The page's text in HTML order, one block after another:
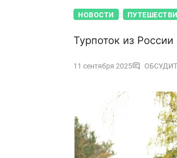
НОВОСТИ
Турпоток из
11 сентября 2025